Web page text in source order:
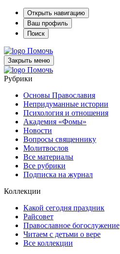
Открыть навигацию
Ваш профиль
Поиск
Помочь
Закрыть меню
Помочь
Рубрики
Основы Православия
Непридуманные истории
Психология и отношения
Академия «Фомы»
Новости
Вопросы священнику
Молитвослов
Все материалы
Все рубрики
Подписка на журнал
Коллекции
Какой сегодня праздник
Райсовет
Православное богослужение
Читаем с детьми о вере
Все коллекции